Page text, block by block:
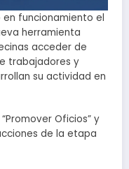
en funcionamiento el
herramienta
acceder de
trabajadores y
su actividad en
Oficios” y
de la etapa